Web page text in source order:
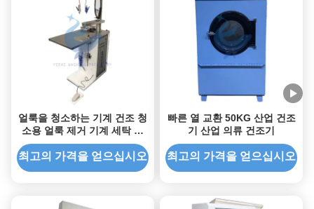
얼룩을 청소하는 기계 건조 청
소용 얼룩 제거 기계 세탁 및
철회 장비
최고의 가격을 얻으십시오
빠른 열 교환 50KG 산업 건조
기 산업 의류 건조기
최고의 가격을 얻으십시오